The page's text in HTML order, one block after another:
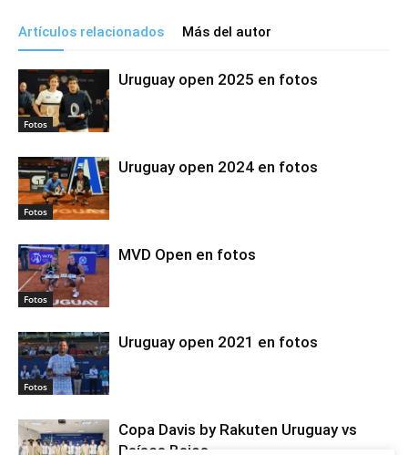
Artículos relacionados Más del autor
Fotos
Uruguay open 2025 en fotos
Fotos
Uruguay open 2024 en fotos
Fotos
MVD Open en fotos
Fotos
Uruguay open 2021 en fotos
Copa Davis by Rakuten Uruguay vs
Países Bajos